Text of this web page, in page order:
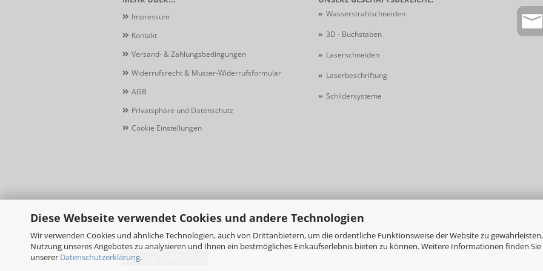
Diese Webseite verwendet Cookies und andere Technologien
Wir verwenden Cookies und ähnliche Technologien, auch von Drittanbietern, um die ordentliche Funktionsweise der Website zu
Nutzung unseres Angebotes zu analysieren und Ihnen ein bestmögliches Einkaufserlebnis bieten zu können. Weitere Informationen finden Sie
unserer Datenschutzerklärung.
Impressum
Kontakt
Versand- & Zahlungsbedingungen
Widerrufsrecht & Muster-Widerrufsformular
AGB
Privatsphäre und Datenschutz
Cookie Einstellungen
» Wasserstrahlschneiden
» 3D - Buchstaben
» Laserschneiden
» Laserbeschriftung
» Schildersysteme
Vertrag widerrufen